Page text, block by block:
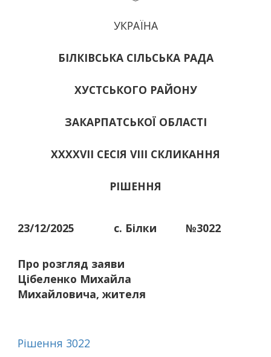
УКРАЇНА
БІЛКІВСЬКА СІЛЬСЬКА РАДА
ХУСТСЬКОГО РАЙОНУ
ЗАКАРПАТСЬКОЇ ОБЛАСТІ
ХХХХVІІ СЕСІЯ VIII СКЛИКАННЯ
РІШЕННЯ
23/12/2025 с. Білки №3022
Про розгляд заяви
Цібеленко Михайла
Михайловича, жителя
Рішення 3022